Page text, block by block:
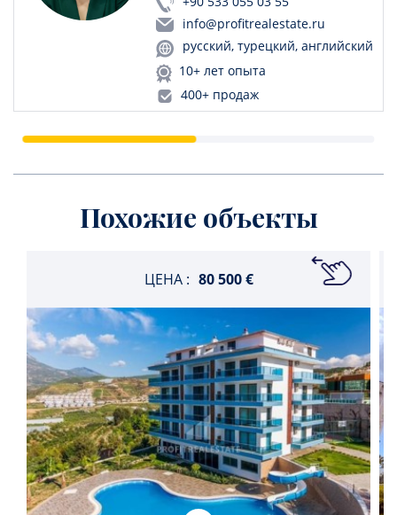
info@profitrealestate.ru
русский, турецкий, английский
10+ лет опыта
400+ продаж
Похожие объекты
ЦЕНА : 80 500 €